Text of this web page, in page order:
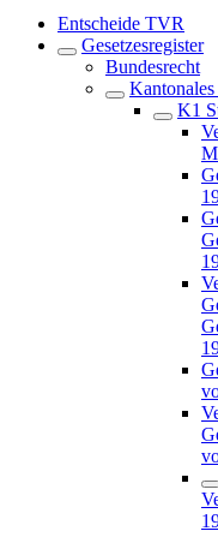
Entscheide TVR
Gesetzesregister
Bundesrecht
K1